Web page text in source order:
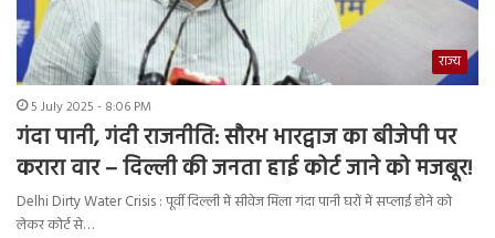
राज्य
5 July 2025 - 8:06 PM
गंदा पानी, गंदी राजनीति: सौरभ भारद्वाज का बीजेपी पर
करारा वार – दिल्ली की जनता हाई कोर्ट जाने को मजबूर!
Delhi Dirty Water Crisis : पूर्वी दिल्ली में सीवेज मिला गंदा पानी घरों में सप्लाई होने को
लेकर कोर्ट से…